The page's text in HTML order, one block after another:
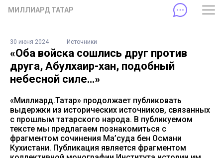
МИЛЛИАРД ТАТАР
30 июня 2024 Источники
«Оба войска сошлись друг против
друга, Абулхаир-хан, подобный
небесной силе…»
«Миллиард.Татар» продолжает публиковать
выдержки из исторических источников, связанных
с прошлым татарского народа. В публикуемом
тексте мы предлагаем познакомиться с
фрагментом сочинения Ма’суда бен Османи
Кухистани. Публикация является фрагментом